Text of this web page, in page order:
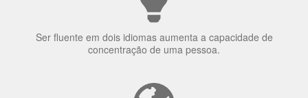
concentração de uma pessoa.